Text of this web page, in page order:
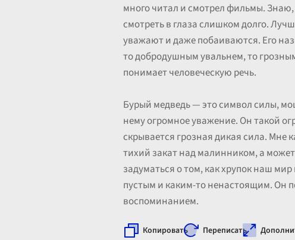
много читал и смотрел фильмы.
смотреть в глаза слишком долго.
уважают и даже побаиваются. Его
то добродушным увальнем, то
понимает человеческую речь.
Бурый медведь — это символ силы,
нему огромное уважение. Он такой
скрывается грозная дикая сила. Мне
тихий закат над малинником, а
задуматься о том, как хрупок наш мир
пустым и каким-то ненастоящим. Он
воспоминанием.
Копировать Переписать